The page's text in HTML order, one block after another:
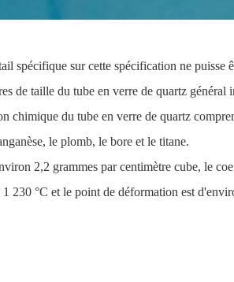
spécifique sur cette spécification ne
de taille du tube en verre de quartz
du tube en verre de quartz
le plomb, le bore et le titane.
2,2 grammes par centimètre cube, le
230 °C et le point de déformation est